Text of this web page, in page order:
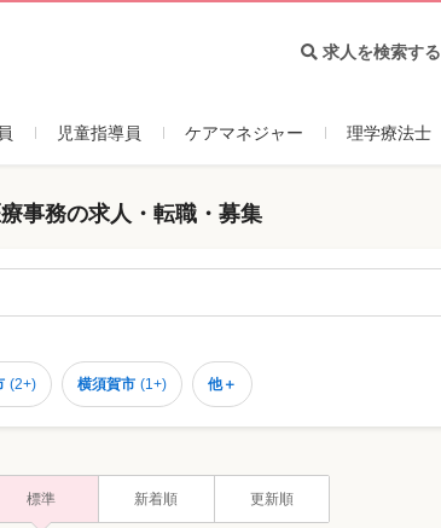
求人を検索する
児童指導員 ケアマネジャー 理学療法士
事務の求人・転職・募集
(2+) 横須賀市 (1+) 他＋
標準 新着順 更新順